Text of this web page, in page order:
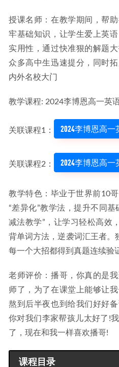
授课名师：在教学期间，帮
牢基础知识，让学生爱上英
实用性，通过快准狠的解题
众多高中生迅速提分，同时
内外名校大门
教学课程: 2024李博恩高一英
关联课程1： 2024李博恩高一
关联课程2： 2024李博恩高一
教学特色：毕业于世界前10
“差异化”教学法，提升不同
减法教学”，让学习轻松高效
背单词方法，逆袭词汇王者。
每一个大招都得到真题连续验
老师评价：播哥，你真的是
师了，为了在课堂上能够让
熬到后半夜也到给我们好好
你对我们李家帮孩儿太好了!
了，现在和我一样喜欢播哥!
课程目录